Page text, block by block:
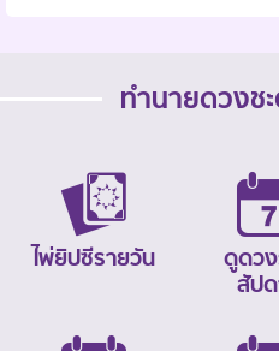
ทำนายดวงช
ไพ่ยิปซีรายวัน
ดูดว
สัป